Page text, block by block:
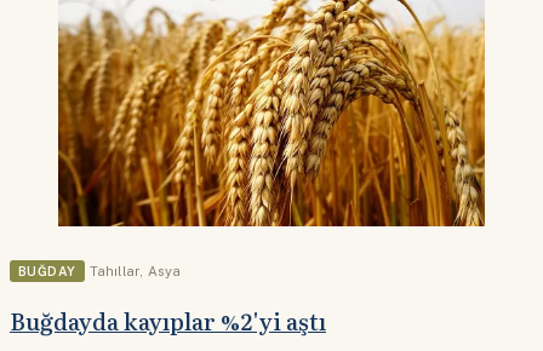
BUĞDAY Tahıllar Asya
Buğdayda kayıplar %2'yi aştı